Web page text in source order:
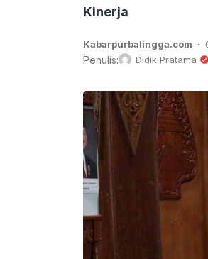
Kinerja
Kabarpurbalingga.com .
Penulis: Didik Pratama